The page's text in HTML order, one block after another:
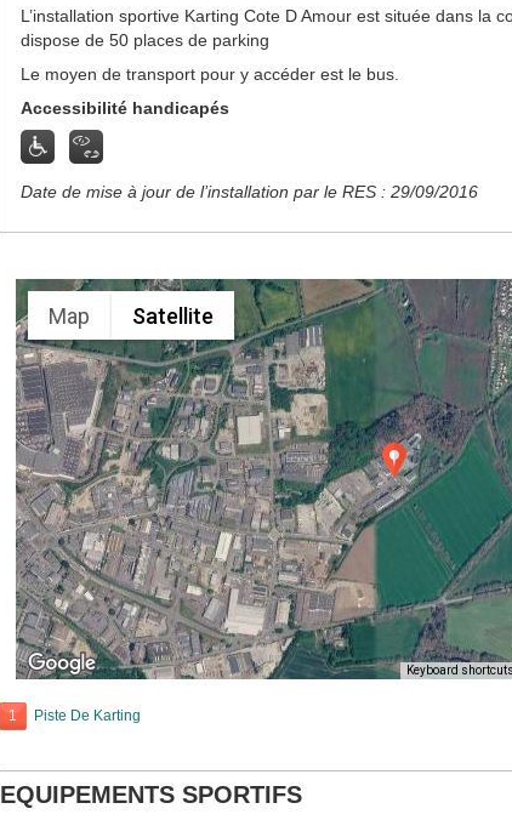
L’installation sportive Karting Cote D Amour est située dans la
dispose de 50 places de parking
Le moyen de transport pour y accéder est le bus.
Accessibilité handicapés
Date de mise à jour de l’installation par le RES : 29/09/2016
Map Satellite
Keyboard shortcuts
1 Piste De Karting
EQUIPEMENTS SPORTIFS